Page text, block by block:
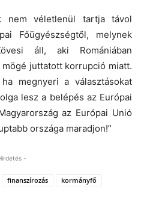
nem véletlenül tartja távol
Főügyészségtől, melynek
áll, aki Romániában
juttatott korrupció miatt.
megnyeri a választásokat
lesz a belépés az Európai
az Európai Unió
országa maradjon!”
-
finanszírozás
kormányfő